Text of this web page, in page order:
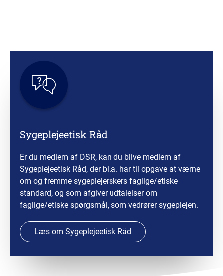
Sygeplejeetisk Råd
Er du medlem af DSR, kan du blive medlem af
Sygeplejeetisk Råd, der bl.a. har til opgave at værne
om og fremme sygeplejerskers faglige/etiske
standard, og som afgiver udtalelser om
faglige/etiske spørgsmål, som vedrører sygeplejen.
Læs om Sygeplejeetisk Råd